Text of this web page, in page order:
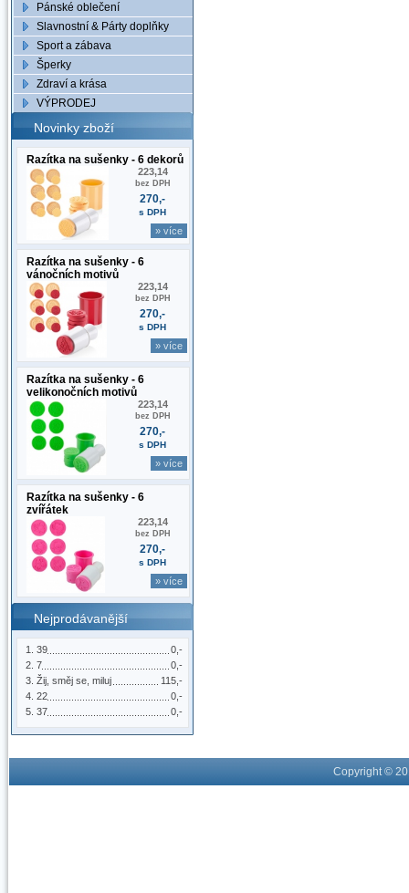
Pánské oblečení
Slavnostní & Párty doplňky
Sport a zábava
Šperky
Zdraví a krása
VÝPRODEJ
Novinky zboží
Razítka na sušenky - 6 dekorů
223,14
bez DPH
270,-
s DPH
» více
Razítka na sušenky - 6
vánočních motivů
223,14
bez DPH
270,-
s DPH
» více
Razítka na sušenky - 6
velikonočních motivů
223,14
bez DPH
270,-
s DPH
» více
Razítka na sušenky - 6
zvířátek
223,14
bez DPH
270,-
s DPH
» více
Nejprodávanější
0,-
39
0,-
7
115,-
Žij, směj se, miluj
0,-
22
0,-
37
Copyright ©